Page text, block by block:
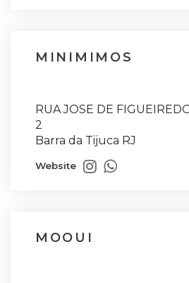
MINIMIMOS
RUA JOSE DE
2
Barra da Tijuca RJ
Website
MOOUI